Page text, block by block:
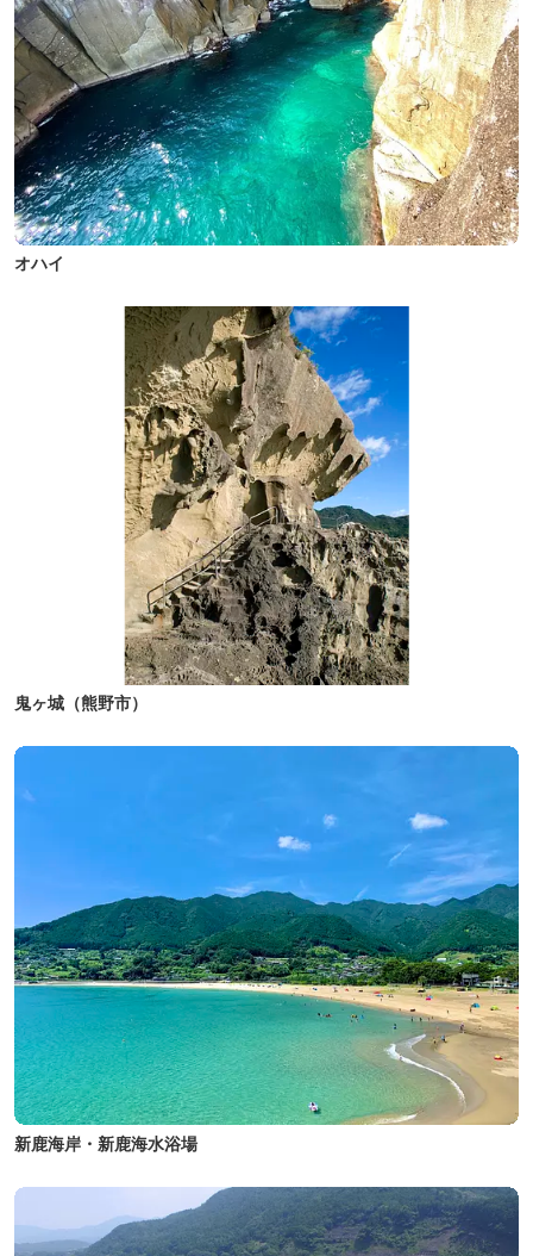
オハイ
鬼ヶ城（熊野市）
新鹿海岸・新鹿海水浴場